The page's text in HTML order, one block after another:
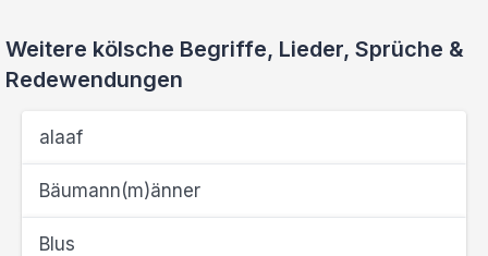
Weitere kölsche Begriffe, Lieder, Sprüche &
Redewendungen
alaaf
Bäumann(m)änner
Blus